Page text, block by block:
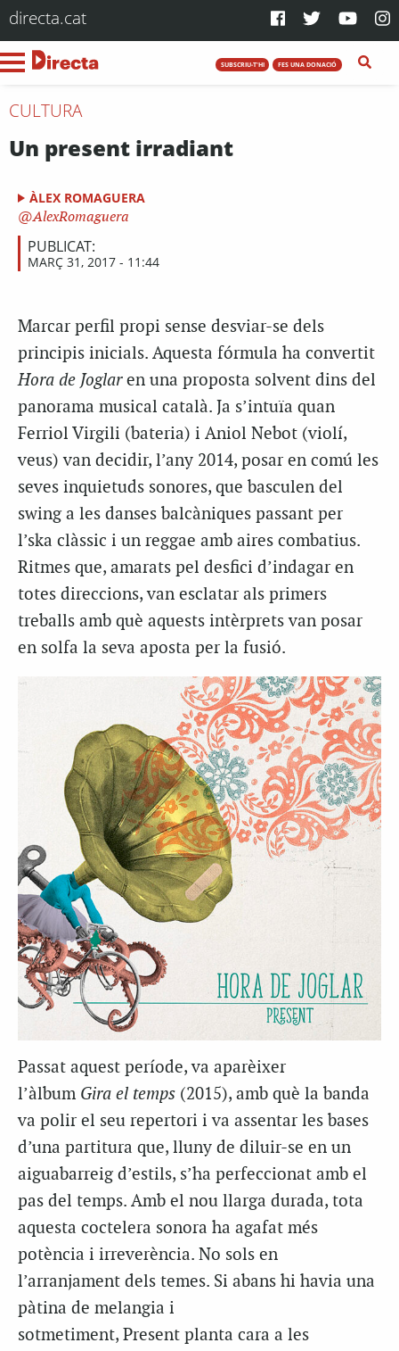
directa.cat
SUBSCRIU-T'HI FES UNA DONACIÓ
CULTURA
Un present irradiant
ÀLEX ROMAGUERA
AlexRomaguera
PUBLICAT:
MARÇ 31, 2017 - 11:44
Marcar perfil propi sense desviar-se dels
principis inicials. Aquesta fórmula ha convertit
Hora de Joglaren una proposta solvent dins del
panorama musical català. Ja s’intuïa quan
Ferriol Virgili (bateria) i Aniol Nebot (violí,
veus) van decidir, l’any 2014, posar en comú les
seves inquietuds sonores, que basculen del
swing a les danses balcàniques passant per
l’ska clàssic i un reggae amb aires combatius.
Ritmes que, amarats pel desfici d’indagar en
totes direccions, van esclatar als primers
treballs amb què aquests intèrprets van posar
en solfa la seva aposta per la fusió.
Passat aquest període, va aparèixer
l’àlbum Gira el temps (2015), amb què la banda
va polir el seu repertori i va assentar les bases
d’una partitura que, lluny de diluir-se en un
aiguabarreig d’estils, s’ha perfeccionat amb el
pas del temps. Amb el nou llarga durada, tota
aquesta coctelera sonora ha agafat més
potència i irreverència. No sols en
l’arranjament dels temes. Si abans hi havia una
pàtina de melangia i
sotmetiment, Present planta cara a les